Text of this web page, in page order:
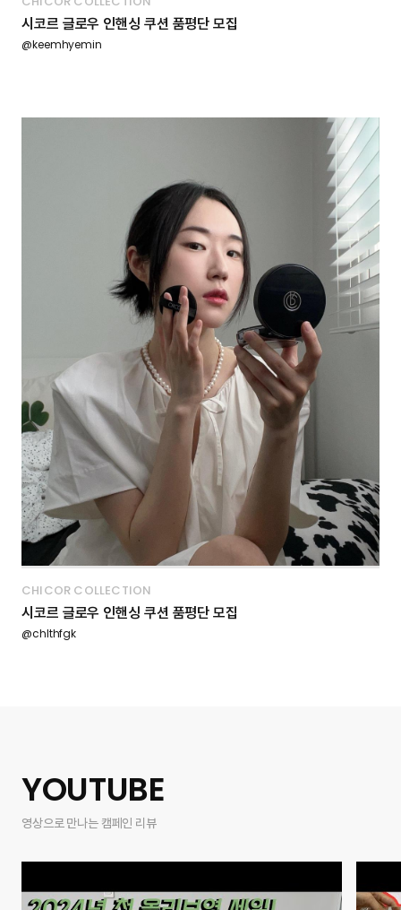
시코르 글로우 인핸싱 쿠션 품평단 모집
@keemhyemin
CHICOR COLLECTION
시코르 글로우 인핸싱 쿠션 품평단 모집
@chlthfgk
YOUTUBE
영상으로 만나는 캠페인 리뷰